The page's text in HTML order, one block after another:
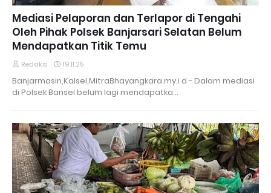
Mediasi Pelaporan dan Terlapor di Tengahi
Oleh Pihak Polsek Banjarsari Selatan Belum
Mendapatkan Titik Temu
Redaksi 19.11.25
Banjarmasin,Kalsel,MitraBhayangkara.my.i d - Dalam mediasi
di Polsek Bansel belum lagi mendapatka…